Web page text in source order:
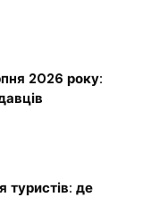
2026 року:
туристів: де